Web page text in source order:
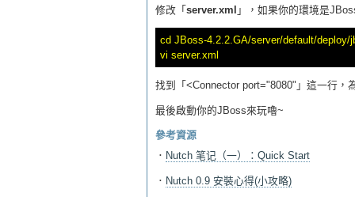
修改「 server.xml 」，如果你的環境是
cd JBoss-4.2.2.GA/server/default/deploy/
找到「<Connector port="8080"」這一行，
最後啟動你的JBoss來玩嚕~
參考資源
． Nutch 笔记（一）：Quick Start
． Nutch 0.9 安裝心得(小攻略)